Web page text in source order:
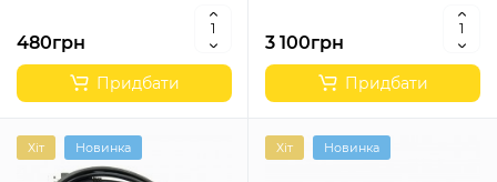
480грн
Придбати
3 100грн
Придбати
Хіт Новинка Хіт Новинка